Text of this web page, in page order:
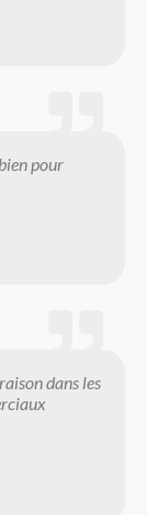
pour
dans les